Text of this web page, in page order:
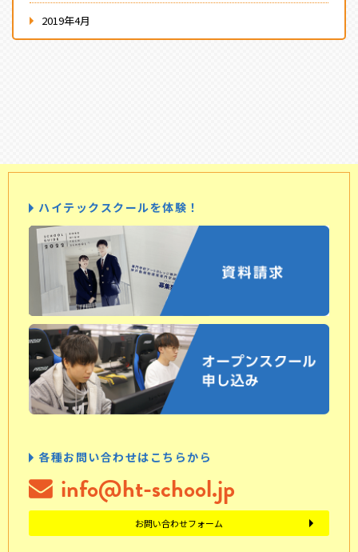
2019年4月
ハイテックスクールを体験！
各種お問い合わせはこちらから
info@ht-school.jp
お問い合わせフォーム